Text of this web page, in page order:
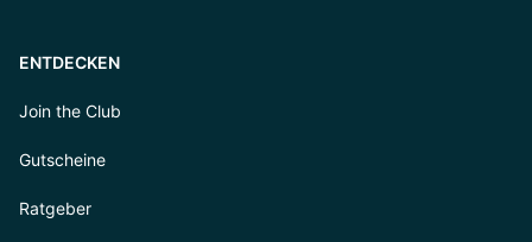
ENTDECKEN
Join the Club
Gutscheine
Ratgeber